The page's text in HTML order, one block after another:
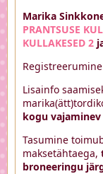
Marika
PRANTSUSE
KULLAKESED 2
Lisainfo
kogu
Tasumine
maksetähtaega,
broneeringu